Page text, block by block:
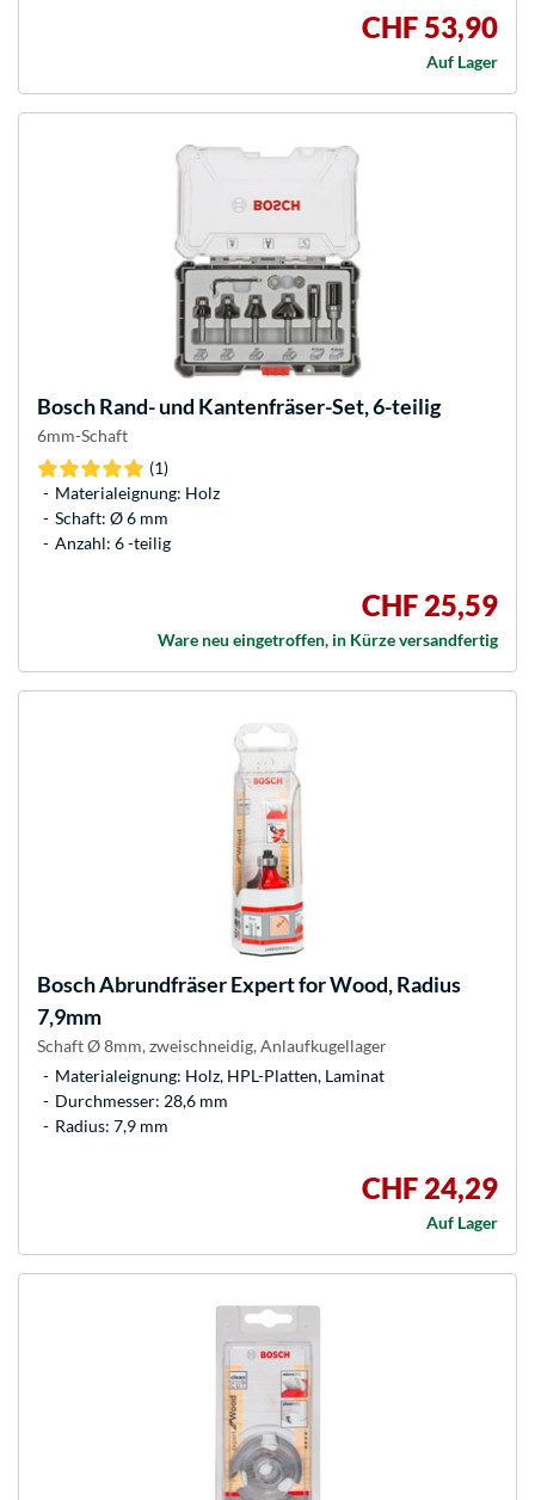
CHF 53,90
Auf Lager
BoschRand- und Kantenfräser-Set, 6-teilig
6mm-Schaft
(1)
Materialeignung: Holz
Schaft: Ø 6 mm
Anzahl: 6 -teilig
CHF 25,59
Ware neu eingetroffen, in Kürze versandfertig
BoschAbrundfräser Expert for Wood, Radius
7,9mm
Schaft Ø 8mm, zweischneidig, Anlaufkugellager
Materialeignung: Holz, HPL-Platten, Laminat
Durchmesser: 28,6 mm
Radius: 7,9 mm
CHF 24,29
Auf Lager